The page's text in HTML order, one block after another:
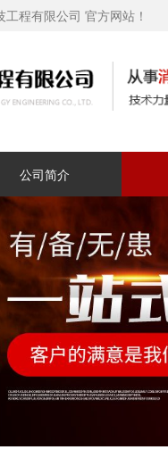
程有限公司 官方网站！
公司简介